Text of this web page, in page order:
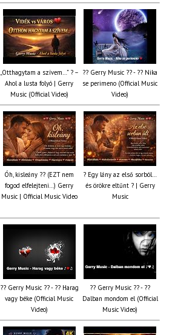
„Otthagytam a szívem…” ? –
Ahol a lusta folyó | Gerry
Music (Official Video)
?? Gerry Music ?? - ?? Nika
se perimeno (Official Music
Video)
Óh, kisleány ?? (EZT nem
fogod elfelejteni…) Gerry
Music | Official Music Video
? Egy lány az első sorból…
és örökre eltűnt ? | Gerry
Music
?? Gerry Music ?? - ?? Harag
vagy béke (Official Music
Video)
?? Gerry Music ?? - ??
Dalban mondom el (Official
Music Video)